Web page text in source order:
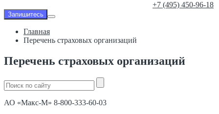
‎+7 (495) 450-96-18
Запишитесь
Главная
Перечень страховых организаций
Перечень страховых организаций
АО «Макс-М» 8-800-333-60-03